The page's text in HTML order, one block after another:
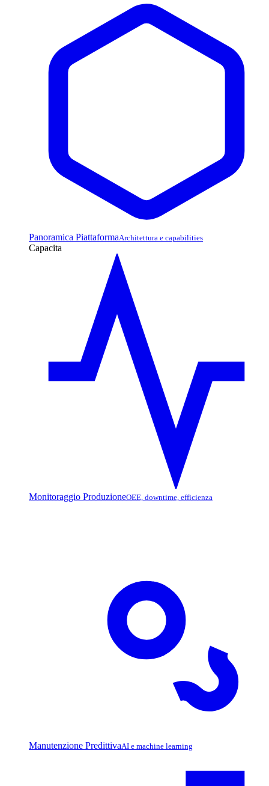
Panoramica PiattaformaArchitettura e capabilities
Capacita
Monitoraggio ProduzioneOEE, downtime, efficienza
Manutenzione PredittivaAI e machine learning